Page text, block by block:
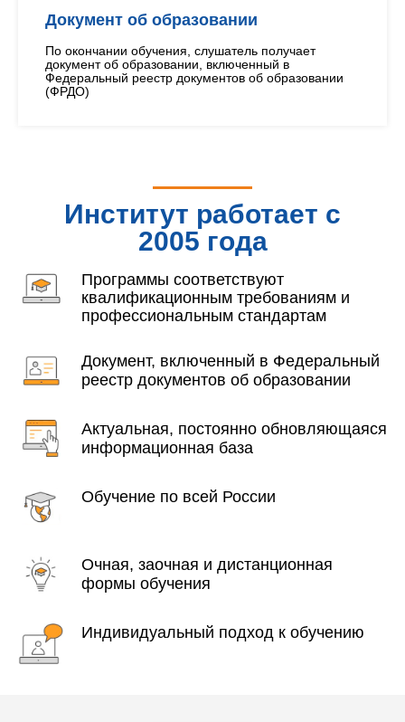
Документ об образовании
По окончании обучения, слушатель получает
документ об образовании, включенный в
Федеральный реестр документов об образовании
(ФРДО)
Институт работает с
2005 года
Программы соответствуют
квалификационным требованиям и
профессиональным стандартам
Документ, включенный в Федеральный
реестр документов об образовании
Актуальная, постоянно обновляющаяся
информационная база
Обучение по всей России
Очная, заочная и дистанционная
формы обучения
Индивидуальный подход к обучению